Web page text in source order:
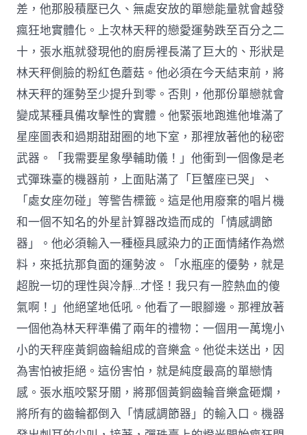
差，他那股積壓已久、無處安放的單戀能量就會越發
瘋狂地實體化。上次林天秤的戀愛運勢跌至百分之二
十，張水瓶就發現他的廚房裡長滿了巨大的、形狀是
林天秤側臉的粉紅色蘑菇。他必須在今天結束前，將
林天秤的運勢至少提升到零。否則，他那份單戀就會
變成某種具備攻擊性的實體。他緊張地跑進他堆滿了
星座圖表和過期甜甜圈的地下室，那裡放著他的秘密
武器。「我需要星象學輔助儀！」他衝到一個像是老
式彈珠臺的機器前，上面貼滿了「巨蟹座已哭」、
「處女座勿碰」等警告標籤。這是他用廢棄的唱片機
和一個不知名的外星計算器改造而成的「情感調節
器」。他必須輸入一種極具感染力的正面情緒作為燃
料，來抵抗那負面的運勢波。「水瓶座的優勢，就是
超脫一切的理性與冷靜…才怪！我只有一腔熱血的傻
氣啊！」他絕望地低吼。他看了一眼腳邊。那裡放著
一個他為林天秤準備了兩年的禮物：一個用一萬塊小
小的天秤座黃銅齒輪組成的音樂盒。他從未送出，因
為害怕被拒絕。這份害怕，就是純度最高的單戀情
感。張水瓶咬緊牙關，將那個黃銅齒輪音樂盒砸爛，
將所有的齒輪都倒入「情感調節器」的輸入口。機器